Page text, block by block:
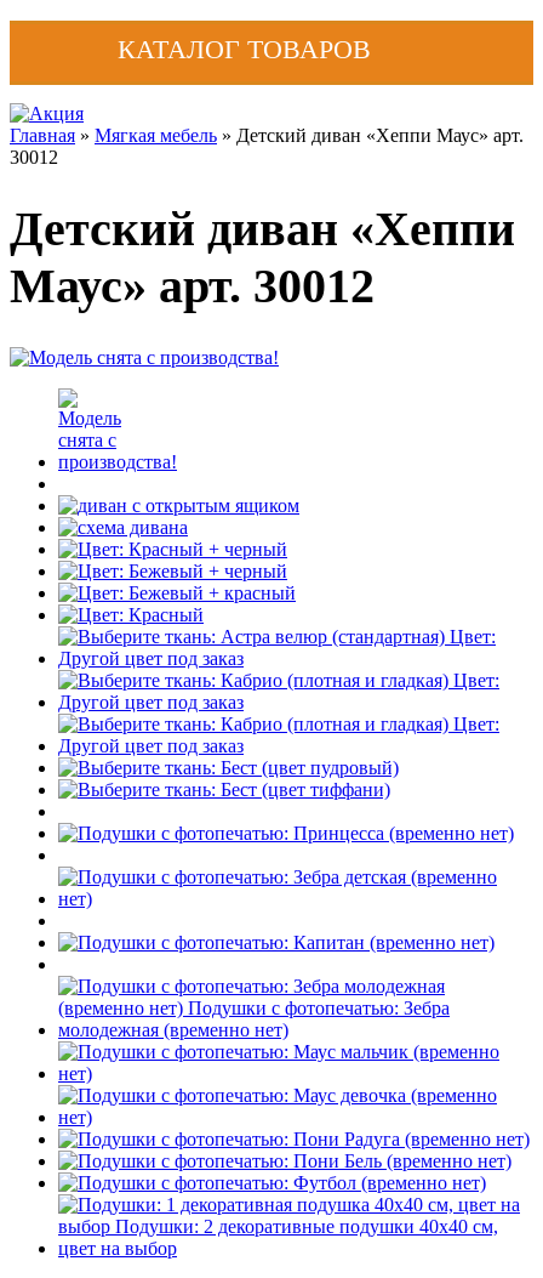
КАТАЛОГ ТОВАРОВ
Главная » Мягкая мебель » Детский диван «Хеппи Маус» арт.
30012
Детский диван «Хеппи
Маус» арт. 30012